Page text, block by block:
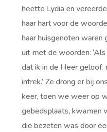
heette Lydia en
haar hart voor de
haar huisgenoten waren
uit met de woorden:
dat ik in de Heer geloof,
intrek.’ Ze drong er bij
keer, toen we weer op
gebedsplaats, kwamen
die bezeten was door